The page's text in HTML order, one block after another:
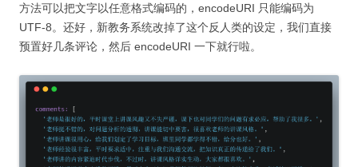
方法可以把文字以任意格式编码的，encodeURI 只能编码为
UTF-8。还好，新教务系统改掉了这个反人类的设定，我们直接
预置好几条评论，然后 encodeURI 一下就行啦。